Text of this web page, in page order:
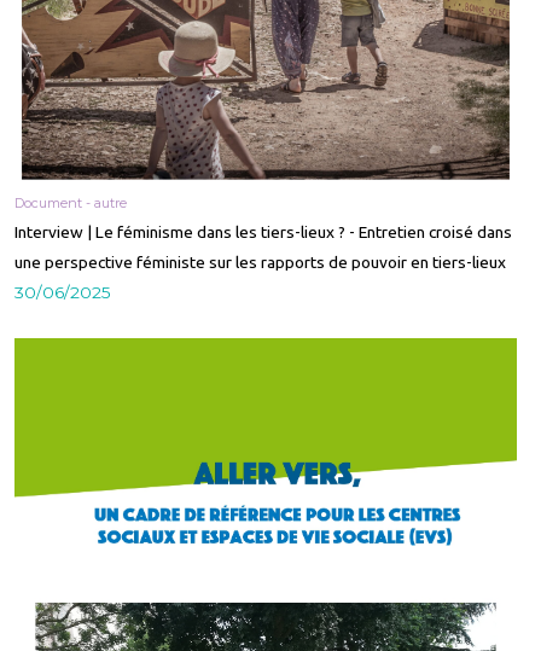
Document - autre
Interview | Le féminisme dans les tiers-lieux ? - Entretien croisé dans
une perspective féministe sur les rapports de pouvoir en tiers-lieux
30/06/2025